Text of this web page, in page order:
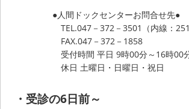
●人間ドックセンターお問合せ先●
TEL.047－372－3501（内線：
FAX.047－372－1858
受付時間 平日 9時00分～16時00
休日 土曜日・日曜日・祝日
受診の6日前～